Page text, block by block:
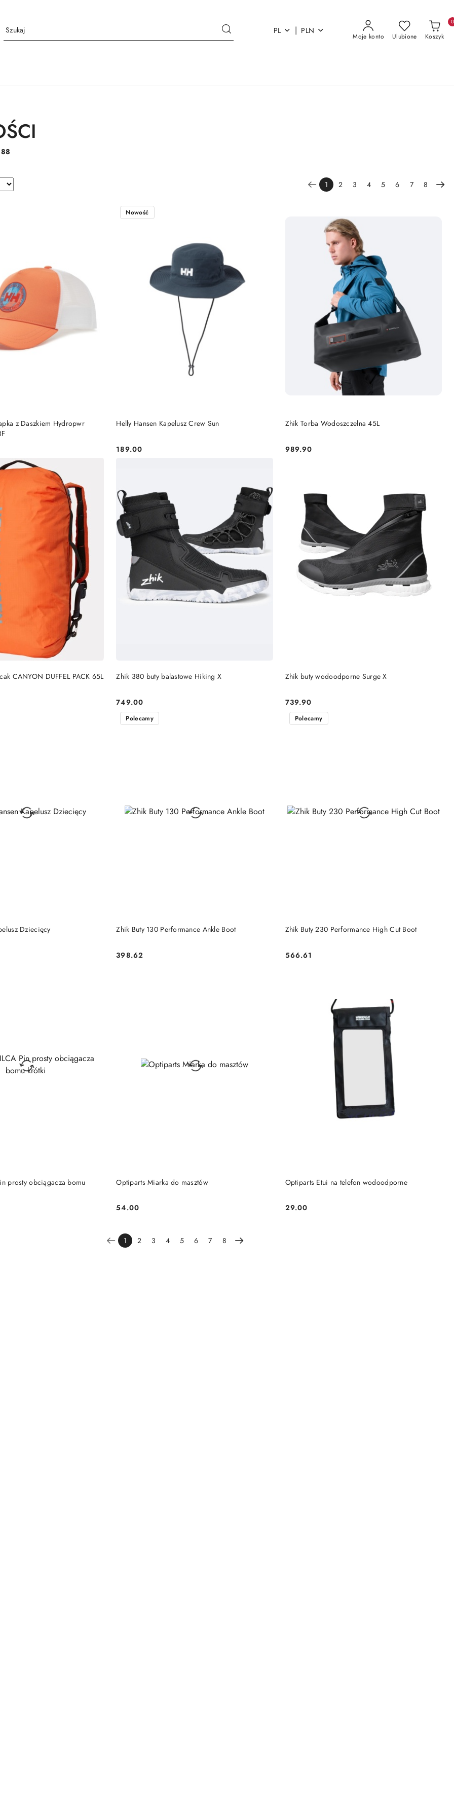
PL | PLN
Moje konto Ulubione Koszyk
0
88
1 2 3 4 5 6 7 8
z Daszkiem Hydropwr
DO KOSZYKA Helly Hansen Kapelusz Crew Sun
Cena:
189.00
Nowość
DO KOSZYKA Zhik Torba Wodoszczelna 45L
Cena:
989.90
DO KOSZYKA
CANYON DUFFEL PACK 65L
DO KOSZYKA Zhik 380 buty balastowe Hiking X
Cena:
749.00
DO KOSZYKA Zhik buty wodoodporne Surge X
Cena:
739.90
DO KOSZYKA
Dziecięcy
DO KOSZYKA Zhik Buty 130 Performance Ankle Boot
Cena:
398.62
Polecamy
DO KOSZYKA Zhik Buty 230 Performance High Cut Boot
Cena:
566.61
Polecamy
DO KOSZYKA
prosty obciągacza bomu
DO KOSZYKA Optiparts Miarka do masztów
Cena:
54.00
DO KOSZYKA Optiparts Etui na telefon wodoodporne
Cena:
29.00
DO KOSZYKA
1 2 3 4 5 6 7 8